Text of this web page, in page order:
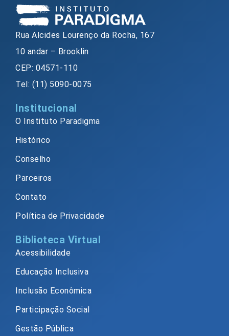
Rua Alcides Lourenço da Rocha, 167
10 andar – Brooklin
CEP: 04571-110
Tel: (11) 5090-0075
Institucional
O Instituto Paradigma
Histórico
Conselho
Parceiros
Contato
Política de Privacidade
Biblioteca Virtual
Acessibilidade
Educação Inclusiva
Inclusão Econômica
Participação Social
Gestão Pública